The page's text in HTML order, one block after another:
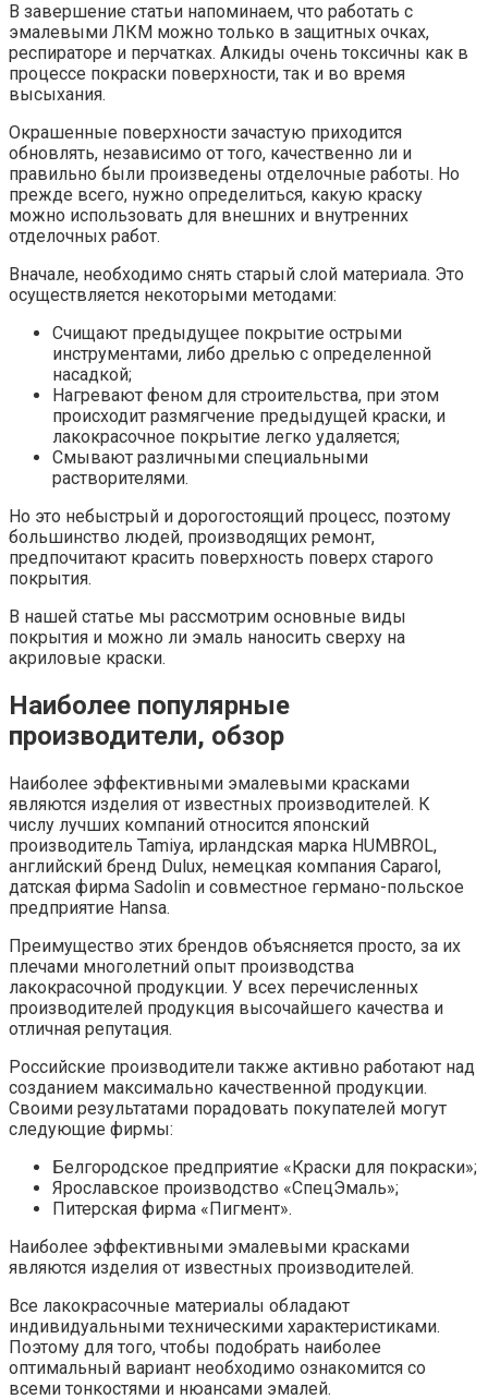
В завершение статьи напоминаем, что работать с
эмалевыми ЛКМ можно только в защитных очках,
респираторе и перчатках. Алкиды очень токсичны как в
процессе покраски поверхности, так и во время
высыхания.
Окрашенные поверхности зачастую приходится
обновлять, независимо от того, качественно ли и
правильно были произведены отделочные работы. Но
прежде всего, нужно определиться, какую краску
можно использовать для внешних и внутренних
отделочных работ.
Вначале, необходимо снять старый слой материала. Это
осуществляется некоторыми методами:
Счищают предыдущее покрытие острыми
инструментами, либо дрелью с определенной
насадкой;
Нагревают феном для строительства, при этом
происходит размягчение предыдущей краски, и
лакокрасочное покрытие легко удаляется;
Смывают различными специальными
растворителями.
Но это небыстрый и дорогостоящий процесс, поэтому
большинство людей, производящих ремонт,
предпочитают красить поверхность поверх старого
покрытия.
В нашей статье мы рассмотрим основные виды
покрытия и можно ли эмаль наносить сверху на
акриловые краски.
Наиболее популярные
производители, обзор
Наиболее эффективными эмалевыми красками
являются изделия от известных производителей. К
числу лучших компаний относится японский
производитель Tamiya, ирландская марка HUMBROL,
английский бренд Dulux, немецкая компания Caparol,
датская фирма Sadolin и совместное германо-польское
предприятие Hansa.
Преимущество этих брендов объясняется просто, за их
плечами многолетний опыт производства
лакокрасочной продукции. У всех перечисленных
производителей продукция высочайшего качества и
отличная репутация.
Российские производители также активно работают над
созданием максимально качественной продукции.
Своими результатами порадовать покупателей могут
следующие фирмы:
Белгородское предприятие «Краски для покраски»;
Ярославское производство «СпецЭмаль»;
Питерская фирма «Пигмент».
Наиболее эффективными эмалевыми красками
являются изделия от известных производителей.
Все лакокрасочные материалы обладают
индивидуальными техническими характеристиками.
Поэтому для того, чтобы подобрать наиболее
оптимальный вариант необходимо ознакомится со
всеми тонкостями и нюансами эмалей.